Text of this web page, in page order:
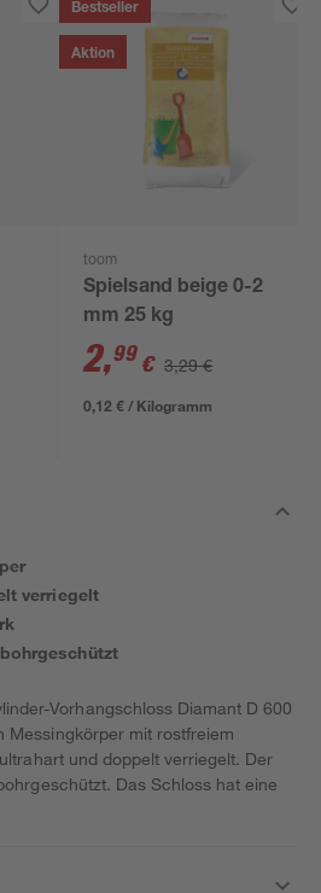
Bestseller
Aktion
toom
Spielsand beige 0-2
mm 25 kg
2,99 € 3,29 €
0,12 € / Kilogramm
verriegelt
Vorhangschloss Diamant D 600
Messingkörper mit rostfreiem
und doppelt verriegelt. Der
Das Schloss hat eine